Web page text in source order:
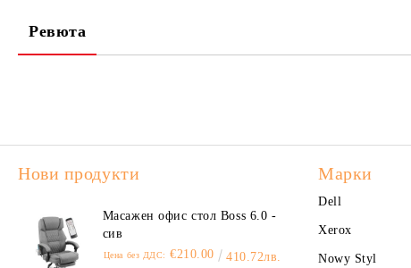
Ревюта
Нови продукти
Масажен офис стол Boss 6.0 -
сив
Цена без ДДС: €210.00 410.72лв.
Марки
Dell
Xerox
Nowy Styl